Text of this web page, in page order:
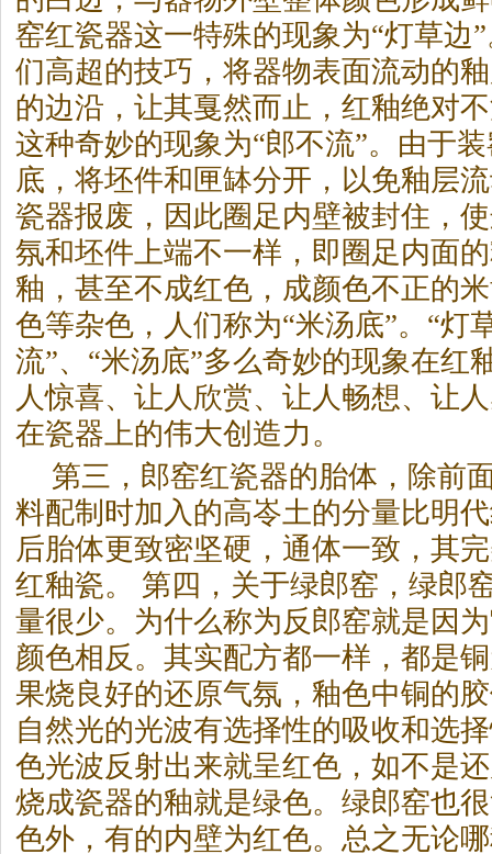
窑红瓷器这一特殊的现象为“灯草边
们高超的技巧，将器物表面流动的
的边沿，让其戛然而止，红釉绝对
这种奇妙的现象为“郎不流”。由于
底，将坯件和匣缽分开，以免釉层
瓷器报废，因此圈足内壁被封住，
氛和坯件上端不一样，即圈足内面
釉，甚至不成红色，成颜色不正的
色等杂色，人们称为“米汤底”。“灯
流”、“米汤底”多么奇妙的现象在红
人惊喜、让人欣赏、让人畅想、让
在瓷器上的伟大创造力。
第三，郎窑红瓷器的胎体，除前
料配制时加入的高岺土的分量比明
后胎体更致密坚硬，通体一致，其
红釉瓷。 第四，关于绿郎窑，绿郎
量很少。为什么称为反郎窑就是因
颜色相反。其实配方都一样，都是
果烧良好的还原气氛，釉色中铜的
自然光的光波有选择性的吸收和选
色光波反射出来就呈红色，如不是
烧成瓷器的釉就是绿色。绿郎窑也
色外，有的内壁为红色。总之无论